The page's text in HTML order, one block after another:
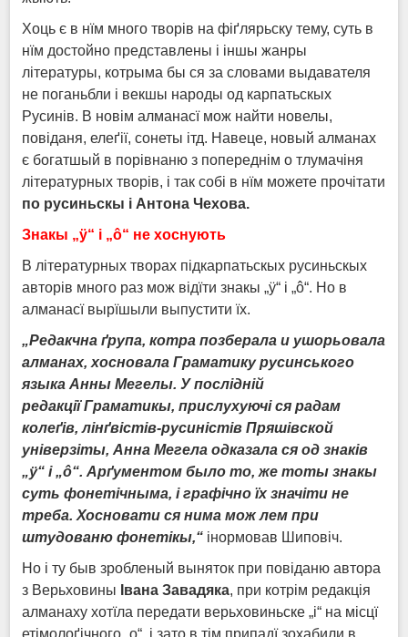
Хоць є в нїм много творів на фіґлярьску тему, суть в
нїм достойно представлены і іншы жанры
літературы, котрыма бы ся за словами выдавателя
не поганьбли і векшы народы од карпатьскых
Русинів. В новім алманасї мож найти новелы,
повіданя, елеґії, сонеты ітд. Навеце, новый алманах
є богатшый в порівнаню з попереднім о тлумачіня
літературных творів, і так собі в нїм можете прочітати
по русиньскы і Антона Чехова.
Знакы „ÿ“ і „ô“ не хоснують
В літературных творах підкарпатьскых русиньскых
авторів много раз мож відїти знакы „ÿ“ і „ô“. Но в
алманасї вырїшыли выпустити їх.
„Редакчна ґрупа, котра позберала и ушорьовала
алманах, хосновала Граматику русинського
языка Анны Мегелы. У послідній
редакції Граматикы, прислухуючі ся радам
колеґів, лінґвістів-русиністів Пряшівской
універзіты, Анна Мегела одказала ся од знаків
„ÿ“ і „ô“. Арґументом было то, же тоты знакы
суть фонетічныма, і графічно їх значіти не
треба. Хосновати ся нима мож лем при
штудованю фонетікы,“інормовав Шиповіч.
Но і ту быв зробленый выняток при повіданю автора
з Верьховины Івана Завадяка, при котрім редакція
алманаху хотїла передати верьховиньске „і“ на місцї
етімолоґічного „о“, і зато в тім припадї зохабили в